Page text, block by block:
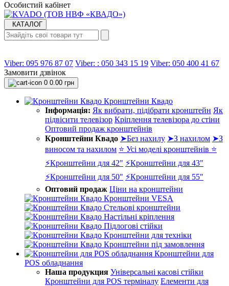
Особистий кабінет
КАТАЛОГ
Viber: 095 976 87 07 Viber: : 050 343 15 19‬ Viber: 050 400 41 67
Замовити дзвінок
0 0.00 грн
Кронштейни Квадо
Інформація: Як вибрати, підібрати кронштейн Як
підвісити телевізор Кріплення телевізора до стіни
Оптовий продаж кронштейнів
Кронштейни Квадо ➤Без нахилу ➤З нахилом ➤З
виносом та нахилом ⭐ Усі моделі кронштейнів ⭐
⚡Кронштейни для 42" ⚡Кронштейни для 43"
⚡Кронштейни для 50" ⚡Кронштейни для 55"
Оптовий продаж Ціни на кронштейни
Кронштейни VESA
Стельові кронштейни
Настільні кріплення
Підлогові стійки
Кронштейни для техніки
Кронштейни під замовлення
Кронштейни для
POS обладнання
Наша продукция Універсальні касові стійки
Кронштейни для POS терміналу Елементи для